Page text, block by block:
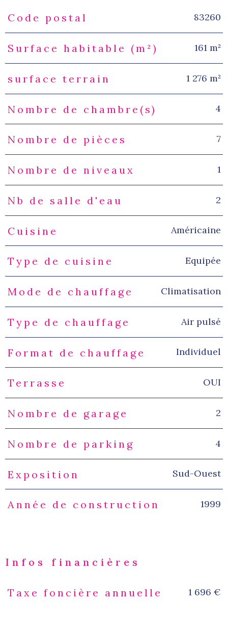
Caractéristiques Valeurs
Code postal 83260
Surface habitable (m²) 161 m²
surface terrain 1 276 m²
Nombre de chambre(s) 4
Nombre de pièces 7
Nombre de niveaux 1
Nb de salle d'eau 2
Cuisine Américaine
Type de cuisine Equipée
Mode de chauffage Climatisation
Type de chauffage Air pulsé
Format de chauffage Individuel
Terrasse OUI
Nombre de garage 2
Nombre de parking 4
Exposition Sud-Ouest
Année de construction 1999
Infos financières
Caractéristiques Valeurs
Taxe foncière annuelle 1 696 €